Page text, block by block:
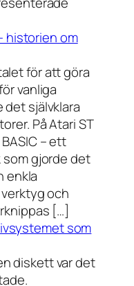
historien om
för att göra
vanliga
självklara
På Atari ST
– ett
gjorde det
enkla
och
[…]
som
diskett var det